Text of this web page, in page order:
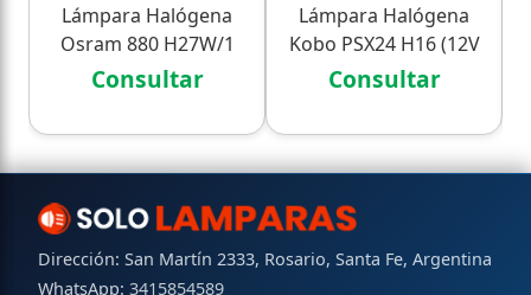
Lámpara Halógena
Osram 880 H27W/1
(12V 27W) - Auxiliares
Consultar
Lámpara Halógena
Kobo PSX24 H16 (12V
24W) - Auxiliares
Consultar
Dirección: San Martín 2333, Rosario, Santa Fe, Argentina
WhatsApp: 3415854589